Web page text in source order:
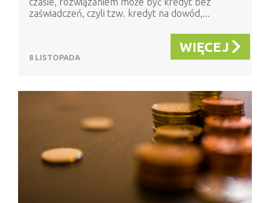
zaświadczeń, czyli tzw. kredyt na dowód,...
8 LISTOPADA
WIĘCEJ